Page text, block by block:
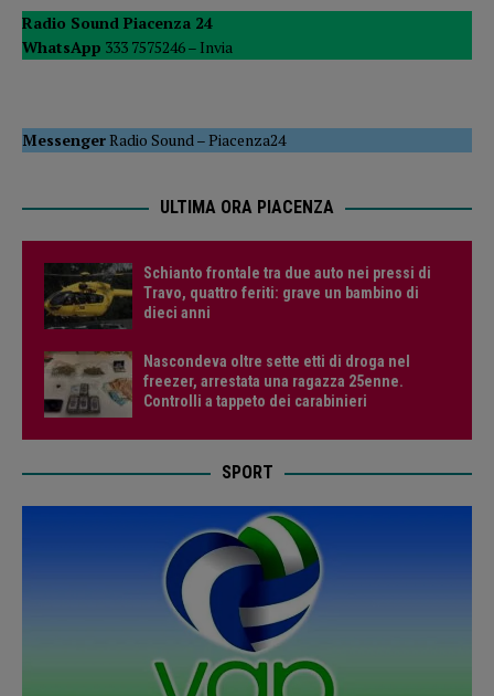
Radio Sound Piacenza 24
WhatsApp 333 7575246 – Invia
MessengerRadio Sound –Piacenza24
ULTIMA ORA PIACENZA
Schianto frontale tra due auto nei pressi di
Travo, quattro feriti: grave un bambino di
dieci anni
Nascondeva oltre sette etti di droga nel
freezer, arrestata una ragazza 25enne.
Controlli a tappeto dei carabinieri
SPORT